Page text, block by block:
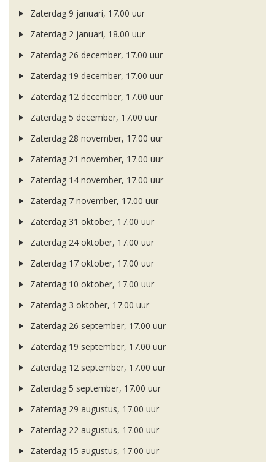
Zaterdag 9 januari, 17.00 uur
Zaterdag 2 januari, 18.00 uur
Zaterdag 26 december, 17.00 uur
Zaterdag 19 december, 17.00 uur
Zaterdag 12 december, 17.00 uur
Zaterdag 5 december, 17.00 uur
Zaterdag 28 november, 17.00 uur
Zaterdag 21 november, 17.00 uur
Zaterdag 14 november, 17.00 uur
Zaterdag 7 november, 17.00 uur
Zaterdag 31 oktober, 17.00 uur
Zaterdag 24 oktober, 17.00 uur
Zaterdag 17 oktober, 17.00 uur
Zaterdag 10 oktober, 17.00 uur
Zaterdag 3 oktober, 17.00 uur
Zaterdag 26 september, 17.00 uur
Zaterdag 19 september, 17.00 uur
Zaterdag 12 september, 17.00 uur
Zaterdag 5 september, 17.00 uur
Zaterdag 29 augustus, 17.00 uur
Zaterdag 22 augustus, 17.00 uur
Zaterdag 15 augustus, 17.00 uur